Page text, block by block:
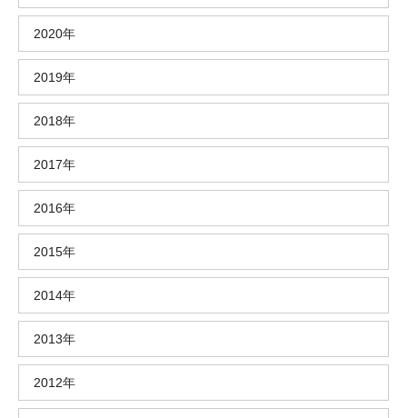
2020年
2019年
2018年
2017年
2016年
2015年
2014年
2013年
2012年